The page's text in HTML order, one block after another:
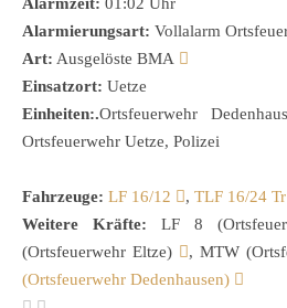
Alarmierungsart: Vollalarm
Art: Ausgelöste BMA
Einsatzort: Uetze
Einheiten:.Ortsfeuerwehr
Ortsfeuerwehr Uetze, Polizei
Fahrzeuge: LF 16/12 , TLF 16/24 Tr
Weitere Kräfte: LF 8
(Ortsfeuerwehr Eltze)
, MTW
(Ortsfeuerwehr Dedenhausen)